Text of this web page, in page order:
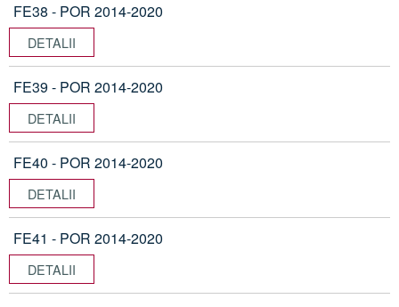
FE38 - POR 2014-2020
DETALII
FE39 - POR 2014-2020
DETALII
FE40 - POR 2014-2020
DETALII
FE41 - POR 2014-2020
DETALII